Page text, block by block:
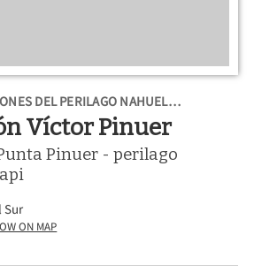
DEL PERILAGO NAHUEL…
Víctor Pinuer
Pinuer - perilago
Sur
on Map